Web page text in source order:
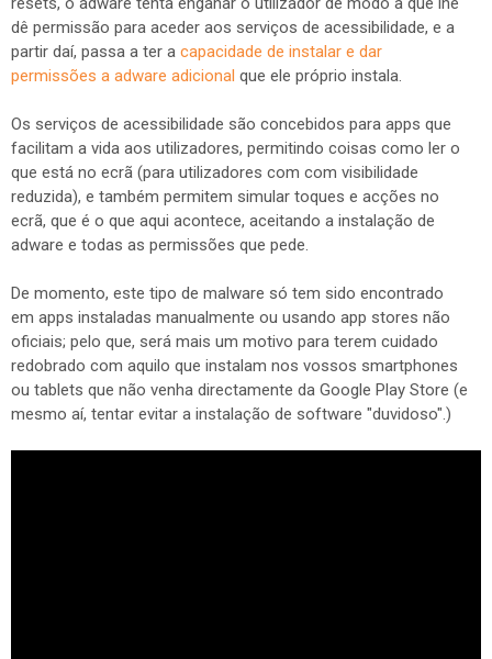
dê permissão para aceder aos serviços de acessibilidade, e a
partir daí, passa a ter a capacidade de instalar e dar
permissões a adware adicional que ele próprio instala.
Os serviços de acessibilidade são concebidos para apps que
facilitam a vida aos utilizadores, permitindo coisas como ler o
que está no ecrã (para utilizadores com com visibilidade
reduzida), e também permitem simular toques e acções no
ecrã, que é o que aqui acontece, aceitando a instalação de
adware e todas as permissões que pede.
De momento, este tipo de malware só tem sido encontrado
em apps instaladas manualmente ou usando app stores não
oficiais; pelo que, será mais um motivo para terem cuidado
redobrado com aquilo que instalam nos vossos smartphones
ou tablets que não venha directamente da Google Play Store (e
mesmo aí, tentar evitar a instalação de software "duvidoso".)